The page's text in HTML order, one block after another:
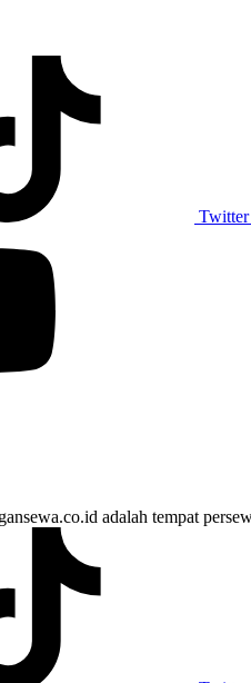
Twitter
adalah tempat